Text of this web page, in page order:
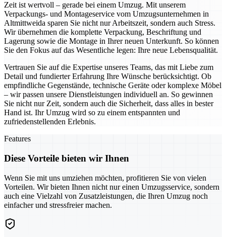
Zeit ist wertvoll – gerade bei einem Umzug. Mit unserem
Verpackungs- und Montageservice vom Umzugsunternehmen in
Altmittweida sparen Sie nicht nur Arbeitszeit, sondern auch Stress.
Wir übernehmen die komplette Verpackung, Beschriftung und
Lagerung sowie die Montage in Ihrer neuen Unterkunft. So können
Sie den Fokus auf das Wesentliche legen: Ihre neue Lebensqualität.
Vertrauen Sie auf die Expertise unseres Teams, das mit Liebe zum
Detail und fundierter Erfahrung Ihre Wünsche berücksichtigt. Ob
empfindliche Gegenstände, technische Geräte oder komplexe Möbel
– wir passen unsere Dienstleistungen individuell an. So gewinnen
Sie nicht nur Zeit, sondern auch die Sicherheit, dass alles in bester
Hand ist. Ihr Umzug wird so zu einem entspannten und
zufriedenstellenden Erlebnis.
Features
Diese Vorteile bieten wir Ihnen
Wenn Sie mit uns umziehen möchten, profitieren Sie von vielen
Vorteilen. Wir bieten Ihnen nicht nur einen Umzugsservice, sondern
auch eine Vielzahl von Zusatzleistungen, die Ihren Umzug noch
einfacher und stressfreier machen.